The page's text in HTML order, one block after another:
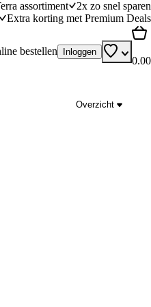
assortiment
2x zo snel sparen
Extra korting met Premium Deals
bestellen Inloggen
0.00
Overzicht